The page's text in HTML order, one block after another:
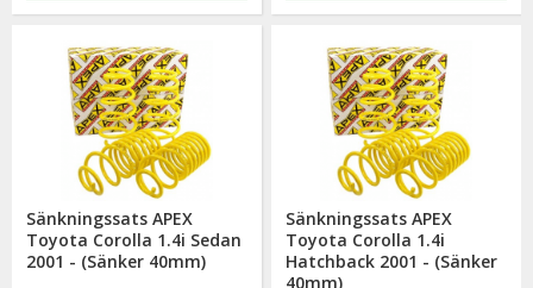
Sänkningssats APEX
Toyota Corolla 1.4i Sedan
2001 - (Sänker 40mm)
Sänkningssats APEX
Toyota Corolla 1.4i
Hatchback 2001 - (Sänker
40mm)